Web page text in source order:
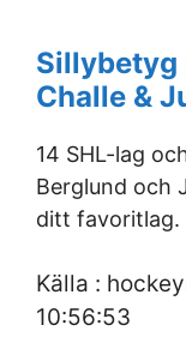
Sillybetyg
Challe &
14 SHL-lag
Berglund och
ditt favoritlag.
Källa :
10:56:53